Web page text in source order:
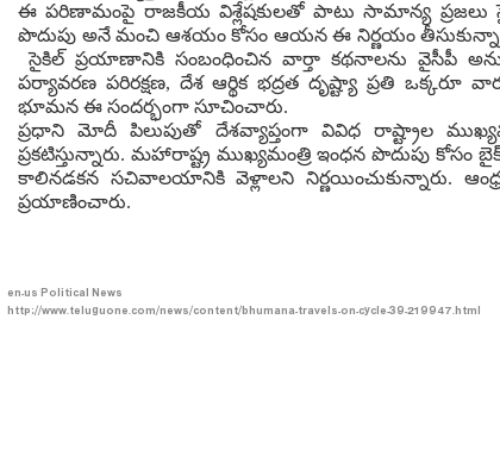
ఈ పరిణామంపై రాజకీయ విశ్లేషకులతో పాటు సామాన్య ప్రజలు సైతం
పొదుపు అనే మంచి ఆశయం కోసం ఆయన ఈ నిర్ణయం
సైకిల్ ప్రయాణానికి సంబంధించిన వార్తా కథనాలను వైసీపీ
పర్యావరణ పరిరక్షణ, దేశ ఆర్థిక భద్రత దృష్ట్యా ప్రతి
భూమన ఈ సందర్భంగా సూచించారు.
ప్రధాని మోదీ పిలుపుతో దేశవ్యాప్తంగా వివిధ రాష్ట్రాల
ప్రకటిస్తున్నారు. మహారాష్ట్ర ముఖ్యమంత్రి ఇంధన పొదుపు
కాలినడకన సచివాలయానికి వెళ్లాలని నిర్ణయించుకున్నారు.
ప్రయాణించారు.
en-usPolitical News
http://www.teluguone.com/news/content/bhumana-travels-on-cycle-39-219947.html